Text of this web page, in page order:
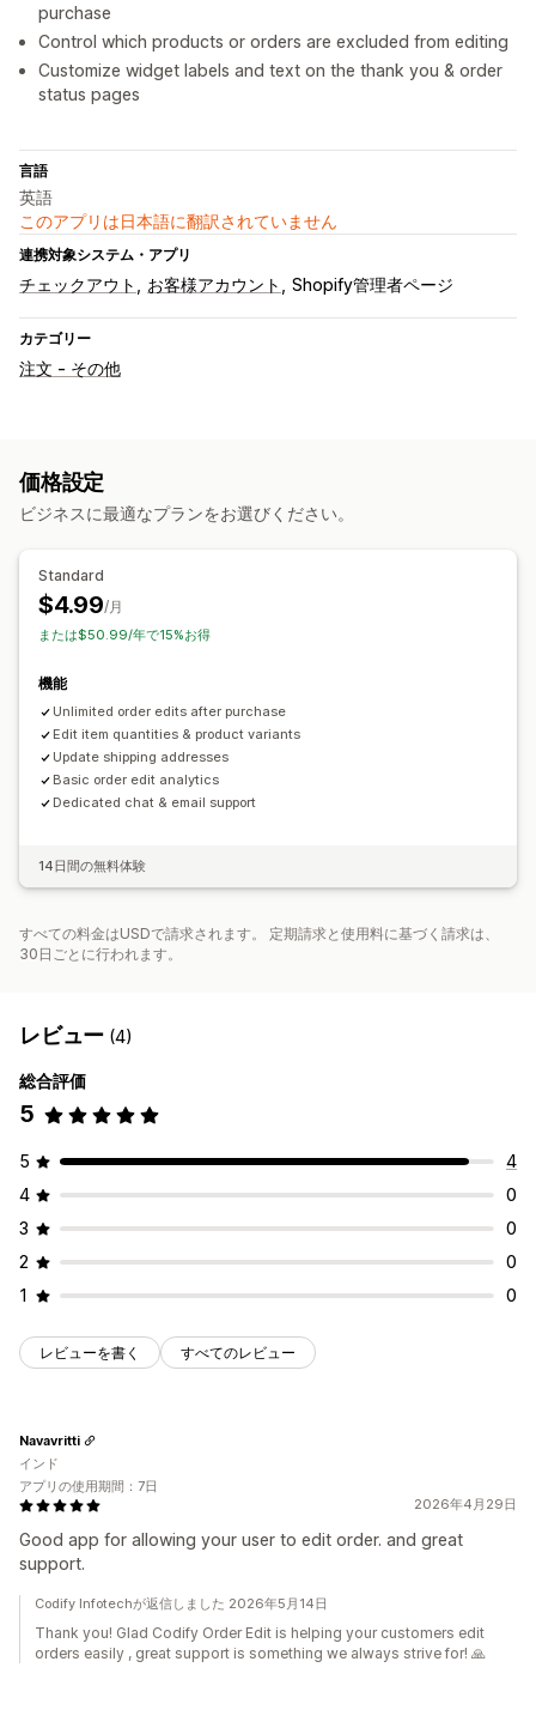
purchase
Control which products or orders are excluded from editing
Customize widget labels and text on the thank you & order
status pages
言語
英語
このアプリは日本語に翻訳されていません
連携対象システム・アプリ
チェックアウト お客様アカウント Shopify管理者ページ
カテゴリー
注文 - その他
価格設定
ビジネスに最適なプランをお選びください。
Standard
$4.99/月
または$50.99/年で15%お得
機能
Unlimited order edits after purchase
Edit item quantities & product variants
Update shipping addresses
Basic order edit analytics
Dedicated chat & email support
14日間の無料体験
すべての料金はUSDで請求されます。 定期請求と使用料に基づく請求は、
30日ごとに行われます。
レビュー (4)
総合評価
5
5
4
4
0
3
0
2
0
1
0
レビューを書く すべてのレビュー
2026年4月29日
Good app for allowing your user to edit order. and great
support.
Navavritti
インド
アプリの使用期間：7日
Codify Infotechが返信しました 2026年5月14日
Thank you! Glad Codify Order Edit is helping your customers edit
orders easily , great support is something we always strive for! 🙏